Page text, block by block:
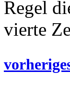
Regel
vierte